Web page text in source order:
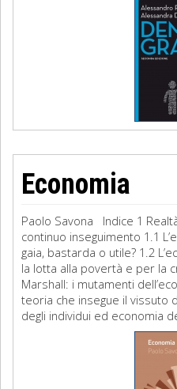
Economia
Paolo Savona Indice 1
continuo inseguimento 1.1
gaia, bastarda o utile? 1.2
la lotta alla povertà e per la
Marshall: i mutamenti
teoria che insegue il vissuto
degli individui ed economia